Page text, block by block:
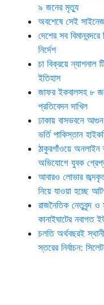
৯ জনের মৃত্যু
অবশেষে সেই
দেশের সব
নির্দেশ
চা বিক্রয়ে ন্যাশনাল
ইতিহাস
জাফর ইকবালসহ ৮
প্রতিবেদন দাখিল
ঢাকায় বাসভবনে
ভর্তি পাকিস্তান
ঠাকুরগাঁওয়ে অনলাইন
অভিযোগে যুবক
আবারও লোভার
নিয়ে যাওয়া হচ্ছে
রাজনৈতিক নেতৃবৃন্দ ও
কানাইঘাটের নবাগত
চলতি অর্থবছরই
স্তরের নির্বাচন: